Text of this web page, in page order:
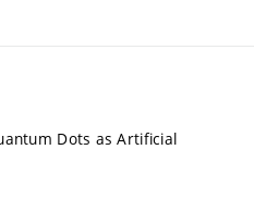
Dots as Artificial